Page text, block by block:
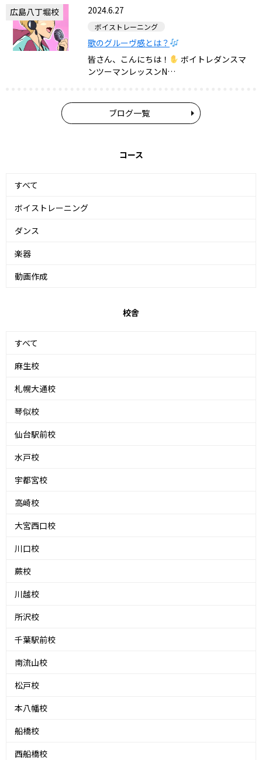
広島八丁堀校 2024.6.27
ボイストレーニング
歌のグルーヴ感とは？
皆さん、こんにちは！
ボイトレダンスマ
ンツーマンレッスンN…
ブログ一覧
コース
すべて
ボイストレーニング
ダンス
楽器
動画作成
校舎
すべて
麻生校
札幌大通校
琴似校
仙台駅前校
水戸校
宇都宮校
高崎校
大宮西口校
川口校
蕨校
川越校
所沢校
千葉駅前校
南流山校
松戸校
本八幡校
船橋校
西船橋校